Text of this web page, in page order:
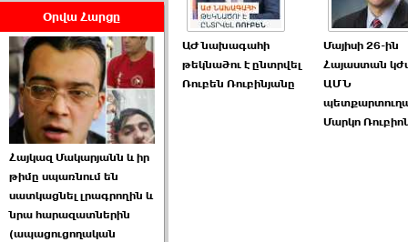
2026-07-04 10:40:00
Սահմանադրական
դատարանը մերժեց ›››
2026-07-02 00:39:00
Օրվա Հարցը
Հայկազ Մակարյանն և իր
թիմը սպառնում են
սատկացնել լրագրողին և
նրա հարազատներին
(ապացուցողական
ԱԺ նախագահի
թեկնածու է ընտրվել
Ռուբեն Ռուբինյանը
Մայիսի 26-ին
Հայաստան
ԱՄՆ
Մարկո